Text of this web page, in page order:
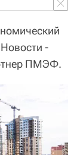
-
ПМЭФ.